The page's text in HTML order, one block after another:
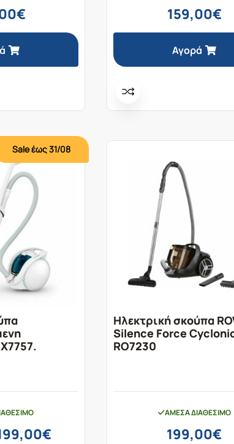
€ 159,00€
Αγορά
Sale έως 31/08
€Η
Ηλεκτρική σκούπα
Silence Force
RO7230
ΆΜΕΣΑ ΔΙΑΘΈΣΙΜΟ
199,00€